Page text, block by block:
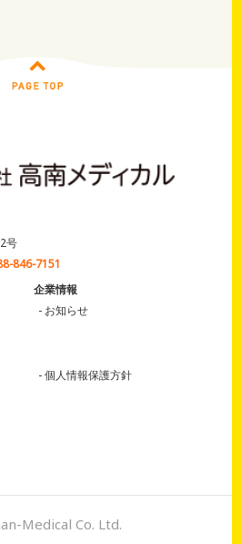
号
846-7151
企業情報
お知らせ
個人情報保護方針
Medical Co. Ltd.